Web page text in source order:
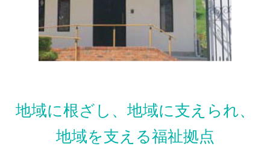
地域に根ざし、地域に支えられ、
地域を支える福祉拠点